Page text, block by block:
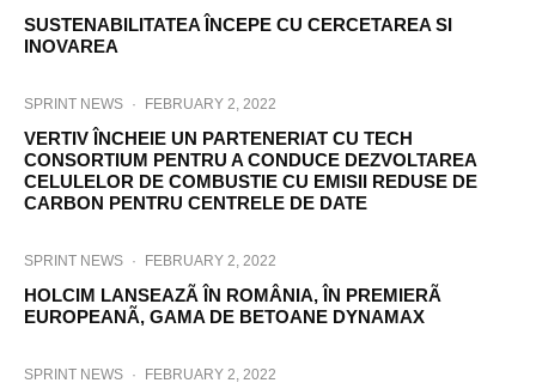
SUSTENABILITATEA ÎNCEPE CU CERCETAREA SI
INOVAREA
SPRINT NEWS · FEBRUARY 2, 2022
VERTIV ÎNCHEIE UN PARTENERIAT CU TECH
CONSORTIUM PENTRU A CONDUCE DEZVOLTAREA
CELULELOR DE COMBUSTIE CU EMISII REDUSE DE
CARBON PENTRU CENTRELE DE DATE
SPRINT NEWS · FEBRUARY 2, 2022
HOLCIM LANSEAZÃ ÎN ROMÂNIA, ÎN PREMIERÃ
EUROPEANÃ, GAMA DE BETOANE DYNAMAX
SPRINT NEWS · FEBRUARY 2, 2022